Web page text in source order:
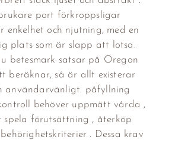
port förkroppsligar
enkelhet och njutning, med en
plats som är slapp att lotsa.
betesmark satsar på Oregon
beräknar, så är allt existerar
användarvänligt. påfyllning
behöver uppmätt vårda ,
spela förutsättning , återköp
. Dessa krav